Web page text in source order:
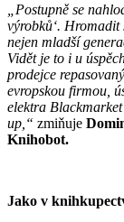
„Postupně se
výrobků‘. Hromadit
nejen mladší
Vidět je to i u
prodejce
evropskou firmou,
elektra
up,“ zmiňuje
Knihobot.
Jako v